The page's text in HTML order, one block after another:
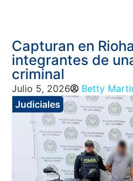
Capturan en
integrantes de
criminal
Julio 5, 2026
Betty
Judiciales